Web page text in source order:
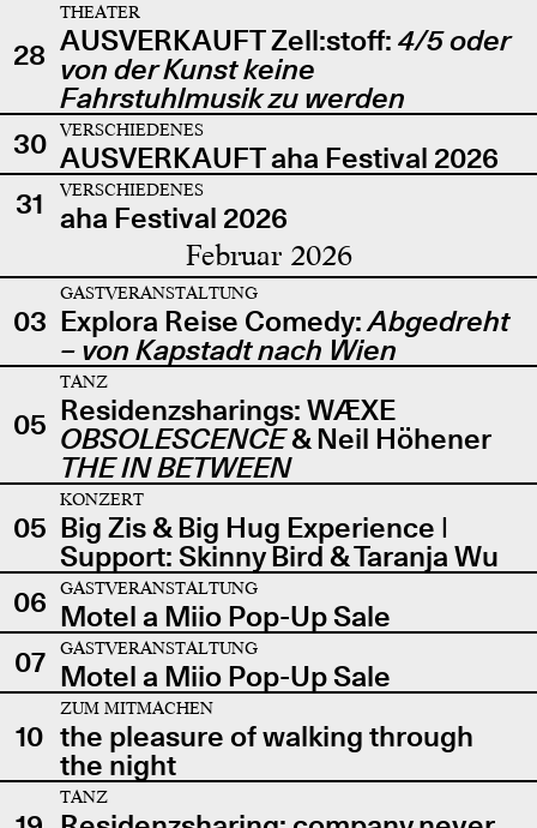
28
THEATER
AUSVERKAUFT Zell:stoff: 4/5 oder
von der Kunst keine
Fahrstuhlmusik zu werden
30
VERSCHIEDENES
AUSVERKAUFT aha Festival 2026
31
VERSCHIEDENES
aha Festival 2026
Februar 2026
03
GASTVERANSTALTUNG
Explora Reise Comedy:Abgedreht
– von Kapstadt nach Wien
05
TANZ
Residenzsharings: WÆXE
OBSOLESCENCE& Neil Höhener
THE IN BETWEEN
05
KONZERT
Big Zis & Big Hug Experience |
Support: Skinny Bird & Taranja Wu
06
GASTVERANSTALTUNG
Motel a Miio Pop-Up Sale
07
GASTVERANSTALTUNG
Motel a Miio Pop-Up Sale
10
ZUM MITMACHEN
the pleasure of walking through
the night
TANZ